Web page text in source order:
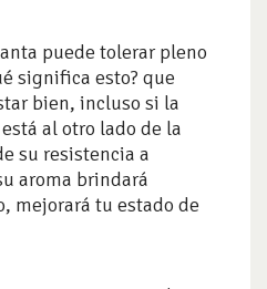
puede tolerar pleno
significa esto? que
bien, incluso si la
al otro lado de la
su resistencia a
aroma brindará
mejorará tu estado de